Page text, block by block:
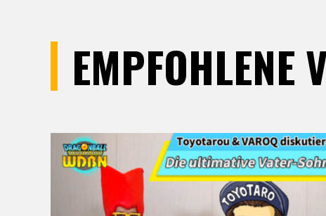
EMPFOHLENE